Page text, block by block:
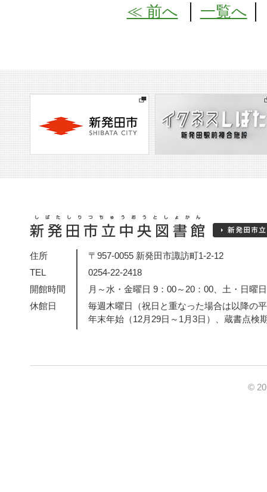
≪ 前へ 一覧へ
住所
〒957-0055 新発田市諏訪町1-2-12
TEL
0254-22-2418
開館時間
月～水・金曜日 9：00～20：00、土・日曜
休館日
毎週木曜日（祝日と重なった場合は以降の
年末年始（12月29日～1月3日）、蔵書点検
©